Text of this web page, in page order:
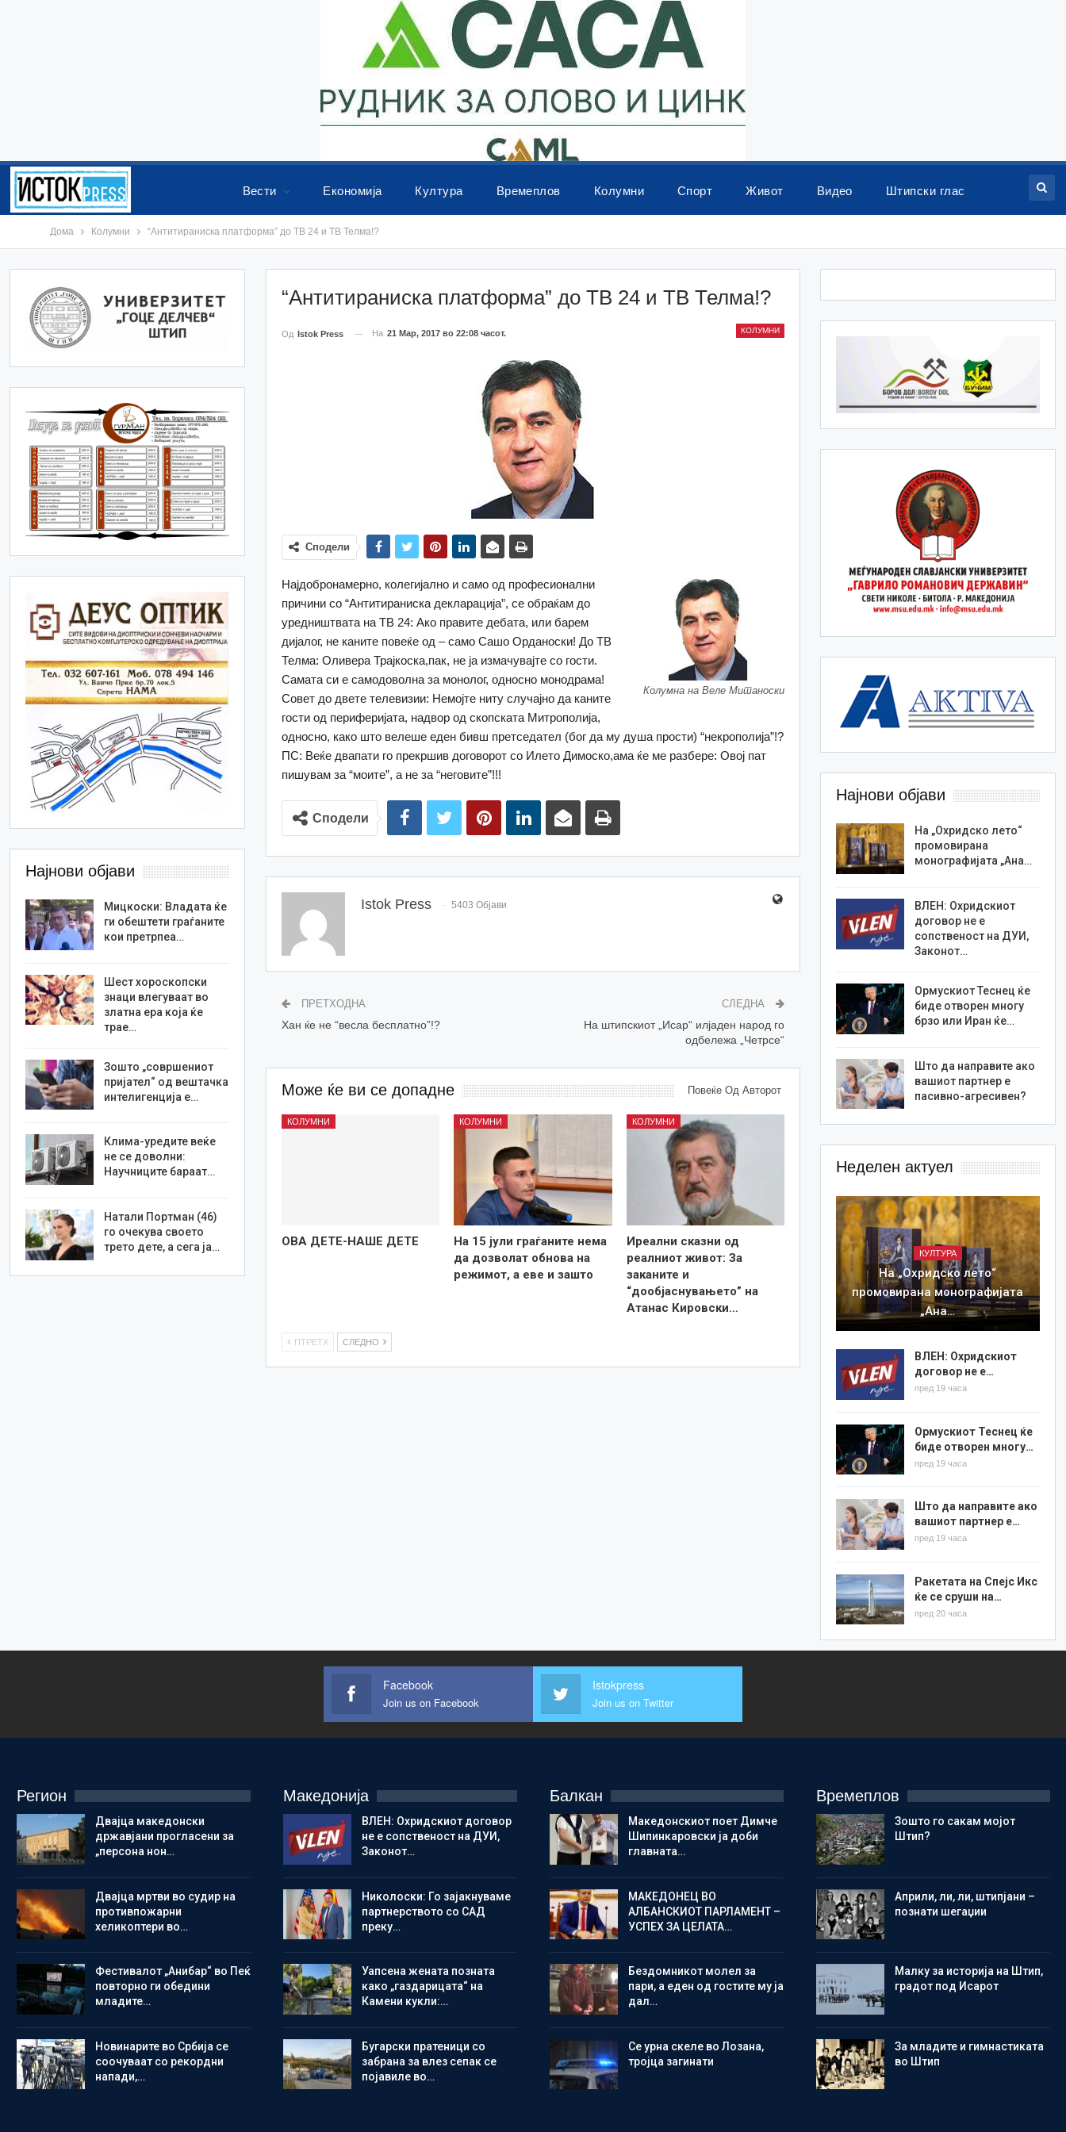
Вести Економија Култура Времеплов Колумни Спорт Живот Видео Штипски глас
Дома Колумни “Антитираниска платформа” до ТВ 24 и ТВ Телма!?
“Антитираниска платформа” до ТВ 24 и ТВ Телма!?
КОЛУМНИ
Од Istok Press На 21 Мар, 2017 во 22:08 часот.
Сподели
Колумна на Веле Митаноски
Најдобронамерно, колегијално и само од професионални
причини со “Антитираниска декларација”, се обраќам до
уредништвата на ТВ 24: Ако правите дебата, или барем
дијалог, не каните повеќе од – само Сашо Орданоски! До ТВ
Телма: Оливера Трајкоска,пак, не ја измачувајте со гости.
Самата си е самодоволна за монолог, односно монодрама!
Совет до двете телевизии: Немојте ниту случајно да каните
гости од периферијата, надвор од скопската Митрополија,
односно, како што велеше еден бивш претседател (бог да му душа прости) “некрополија”!?
ПС: Веќе двапати го прекршив договорот со Илето Димоско,ама ќе ме разбере: Oвој пат
пишувам за “моите”, а не за “неговите”!!!
Сподели
Istok Press 5403 Објави
ПРЕТХОДНА
Хан ќе не “весла бесплатно”!?
СЛЕДНА
На штипскиот „Исар“ илјаден народ го
одбележа „Четрсе“
Може ќе ви се допадне Повеќе Од Авторот
КОЛУМНИ
ОВА ДЕТЕ-НАШЕ ДЕТЕ
КОЛУМНИ
На 15 јули граѓаните нема
да дозволат обнова на
режимот, а еве и зашто
КОЛУМНИ
Иреални сказни од
реалниот живот: За
заканите и
“дообјаснувањето” на
Атанас Кировски…
ПТРЕТХ СЛЕДНО
Најнови објави
На „Охридско лето“
промовирана
монографијата „Ана…
ВЛЕН: Охридскиот
договор не е
сопственост на ДУИ,
Законот…
Ормускиот Теснец ќе
биде отворен многу
брзо или Иран ќе…
Што да направите ако
вашиот партнер е
пасивно-агресивен?
Неделен актуел
КУЛТУРА
На „Охридско лето“
промовирана монографијата
„Ана…
ВЛЕН: Охридскиот
договор не е…
пред 19 часа
Ормускиот Теснец ќе
биде отворен многу…
пред 19 часа
Што да направите ако
вашиот партнер е…
пред 19 часа
Ракетата на Спејс Икс
ќе се сруши на…
пред 20 часа
Најнови објави
Мицкоски: Владата ќе
ги обештети граѓаните
кои претрпеа…
Шест хороскопски
знаци влегуваат во
златна ера која ќе
трае…
Зошто „совршениот
пријател“ од вештачка
интелигенција е…
Клима-уредите веќе
не се доволни:
Научниците бараат…
Натали Портман (46)
го очекува своето
трето дете, а сега ја…
Facebook
Join us on Facebook
Istokpress
Join us on Twitter
Регион
Двајца македонски
државјани прогласени за
„персона нон…
Двајца мртви во судир на
противпожарни
хеликоптери во…
Фестивалот „Анибар“ во Пеќ
повторно ги обедини
младите…
Новинарите во Србија се
соочуваат со рекордни
напади,…
Македонија
ВЛЕН: Охридскиот договор
не е сопственост на ДУИ,
Законот…
Николоски: Го зајакнуваме
партнерството со САД
преку…
Уапсена жената позната
како „газдарицата“ на
Камени кукли:…
Бугарски пратеници со
забрана за влез сепак се
појавиле во…
Балкан
Македонскиот поет Димче
Шипинкаровски ја доби
главната…
МАКЕДОНЕЦ ВО
АЛБАНСКИОТ ПАРЛАМЕНТ –
УСПЕХ ЗА ЦЕЛАТА…
Бездомникот молел за
пари, а еден од гостите му ја
дал…
Се урна скеле во Лозана,
тројца загинати
Времеплов
Зошто го сакам мојот
Штип?
Aприли, ли, ли, штипјани –
познати шегаџии
Малку за историја на Штип,
градот под Исарот
Зa младите и гимнастиката
во Штип